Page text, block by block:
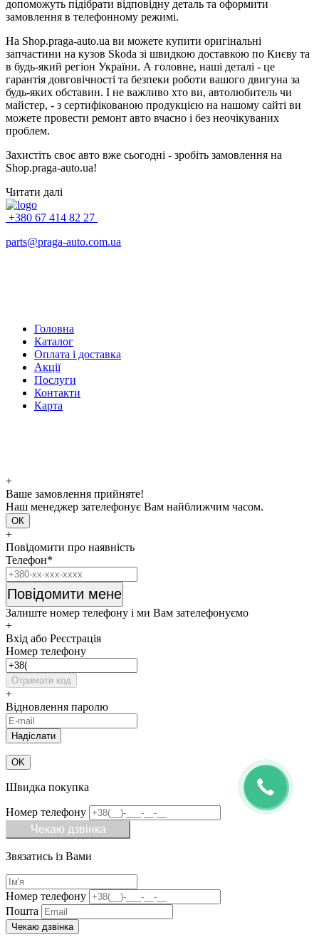
допоможуть підібрати відповідну деталь та оформити
замовлення в телефонному режимі.
На Shop.praga-auto.ua ви можете купити оригінальні
запчастини на кузов Skoda зі швидкою доставкою по Києву та
в будь-який регіон України. А головне, наші деталі - це
гарантія довговічності та безпеки роботи вашого двигуна за
будь-яких обставин. І не важливо хто ви, автолюбитель чи
майстер, - з сертифікованою продукцією на нашому сайті ви
можете провести ремонт авто вчасно і без неочікуваних
проблем.
Захистіть своє авто вже сьогодні - зробіть замовлення на
Shop.praga-auto.ua!
Читати далі
+380 67 414 82 27
parts@praga-auto.com.ua
Головна
Каталог
Оплата і доставка
Акції
Послуги
Контакти
Карта
+
Ваше замовлення прийняте!
Наш менеджер зателефонує Вам найближчим часом.
ОК
+
Повідомити про наявність
Телефон*
Повідомити мене
Залиште номер телефону і ми Вам зателефонуємо
+
Вхід або Реєстрація
Номер телефону
Отримати код
+
Відновлення паролю
OK
Швидка покупка
Номер телефону
Чекаю дзвінка
Звязатись із Вами
Номер телефону
Пошта